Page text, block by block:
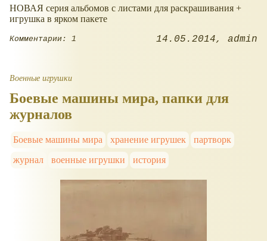
НОВАЯ серия альбомов с листами для раскрашивания +
игрушка в ярком пакете
Комментарии: 1 14.05.2014 admin
Военные игрушки
Боевые машины мира, папки для
журналов
Боевые машины мира хранение игрушек
партворк
журнал
военные игрушки история